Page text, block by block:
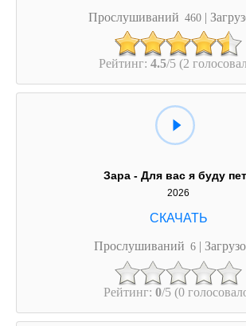
Прослушиваний 460 |
Рейтинг: 4.5/5 (2
Зара - Для вас я буду
2026
Прослушиваний 6 |
Рейтинг: 0/5 (0